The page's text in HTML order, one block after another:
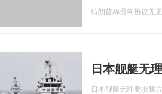
特朗普称最终协议无
日本舰艇无
日本舰艇无理要求我